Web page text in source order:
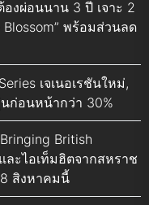
งผ่อนนาน 3 ปี เจาะ 2
Blossom” พร้อมส่วนลด
เจเนอเรชันใหม่,
ก่อนหน้ากว่า 30%
British
ละไอเท็มฮิตจากสหราช
สิงหาคมนี้